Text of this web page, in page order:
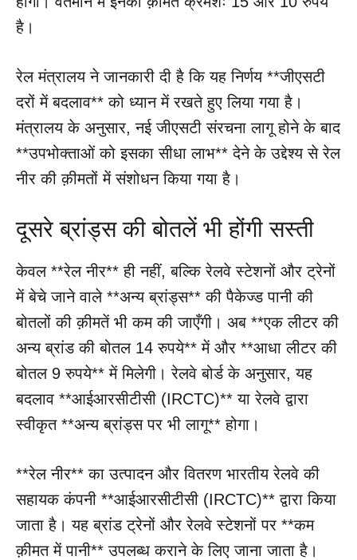
है।
रेल मंत्रालय ने जानकारी दी है कि यह निर्णय **जीएसटी
दरों में बदलाव** को ध्यान में रखते हुए लिया गया है।
मंत्रालय के अनुसार, नई जीएसटी संरचना लागू होने के बाद
**उपभोक्ताओं को इसका सीधा लाभ** देने के उद्देश्य से रेल
नीर की क़ीमतों में संशोधन किया गया है।
दूसरे ब्रांड्स की बोतलें भी होंगी सस्ती
केवल **रेल नीर** ही नहीं, बल्कि रेलवे स्टेशनों और ट्रेनों
में बेचे जाने वाले **अन्य ब्रांड्स** की पैकेज्ड पानी की
बोतलों की क़ीमतें भी कम की जाएँगी। अब **एक लीटर की
अन्य ब्रांड की बोतल 14 रुपये** में और **आधा लीटर की
बोतल 9 रुपये** में मिलेगी। रेलवे बोर्ड के अनुसार, यह
बदलाव **आईआरसीटीसी (IRCTC)** या रेलवे द्वारा
स्वीकृत **अन्य ब्रांड्स पर भी लागू** होगा।
**रेल नीर** का उत्पादन और वितरण भारतीय रेलवे की
सहायक कंपनी **आईआरसीटीसी (IRCTC)** द्वारा किया
जाता है। यह ब्रांड ट्रेनों और रेलवे स्टेशनों पर **कम
क़ीमत में पानी** उपलब्ध कराने के लिए जाना जाता है।